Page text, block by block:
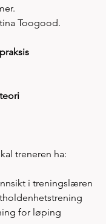
Toogood.
treneren ha:
i treningslæren
for løping